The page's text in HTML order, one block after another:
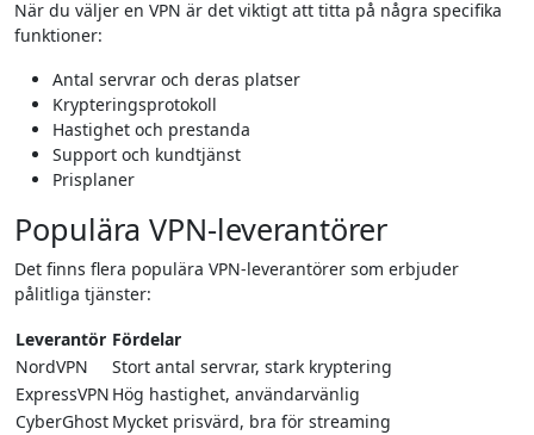
När du väljer en VPN är det viktigt att titta på några specifika
funktioner:
Antal servrar och deras platser
Krypteringsprotokoll
Hastighet och prestanda
Support och kundtjänst
Prisplaner
Populära VPN-leverantörer
Det finns flera populära VPN-leverantörer som erbjuder
pålitliga tjänster:
Leverantör Fördelar
NordVPN
Stort antal servrar, stark kryptering
ExpressVPN Hög hastighet, användarvänlig
CyberGhost Mycket prisvärd, bra för streaming